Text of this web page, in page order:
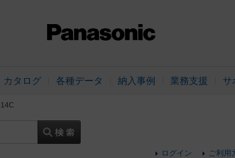
カタログ 各種データ 納入事例 業務支援 サ
ログイン ご利用